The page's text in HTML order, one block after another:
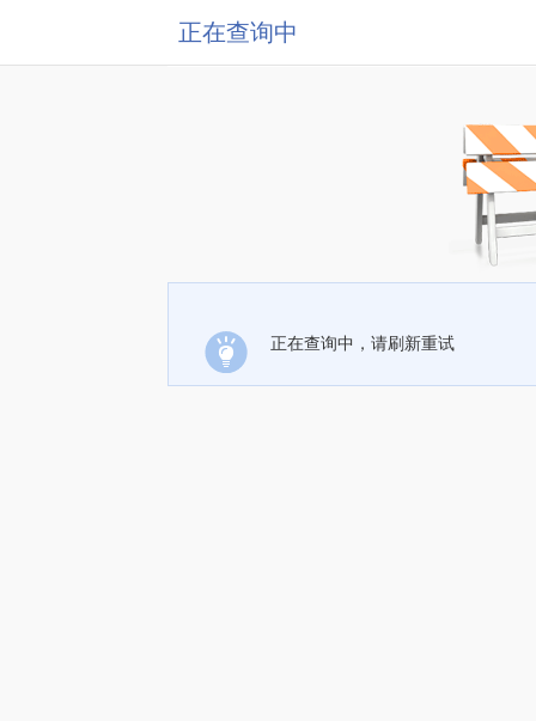
正在查询中
正在查询中，请刷新重试